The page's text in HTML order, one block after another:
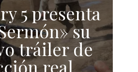
5 presenta
su
tráiler de
real